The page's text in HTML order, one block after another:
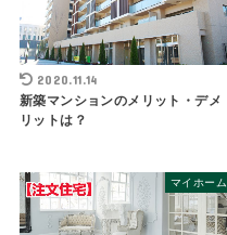
2020.11.14
新築マンションのメリット・デメ
リットは？
マイホーム